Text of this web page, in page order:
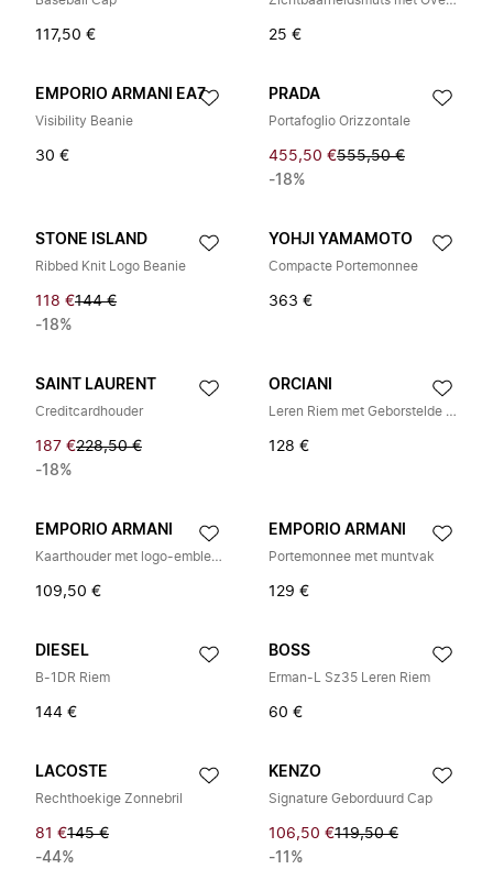
117,50 € 25 €
EMPORIO ARMANI EA7
Visibility Beanie
30 €
PRADA
Portafoglio Orizzontale
455,50 €555,50 €
-18%
STONE ISLAND
Ribbed Knit Logo Beanie
118 €144 €
-18%
YOHJI YAMAMOTO
Compacte Portemonnee
363 €
SAINT LAURENT
Creditcardhouder
187 €228,50 €
-18%
ORCIANI
Leren Riem met Geborstelde Afwerking
128 €
EMPORIO ARMANI
Kaarthouder met logo-embleem
109,50 €
EMPORIO ARMANI
Portemonnee met muntvak
129 €
DIESEL
B-1DR Riem
144 €
BOSS
Erman-L Sz35 Leren Riem
60 €
LACOSTE
Rechthoekige Zonnebril
81 €145 €
-44%
KENZO
Signature Geborduurd Cap
106,50 €119,50 €
-11%